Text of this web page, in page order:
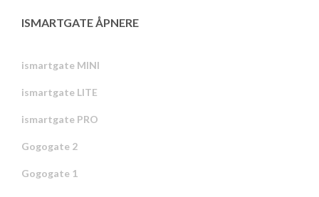
ISMARTGATE ÅPNERE
ismartgate MINI
ismartgate LITE
ismartgate PRO
Gogogate 2
Gogogate 1